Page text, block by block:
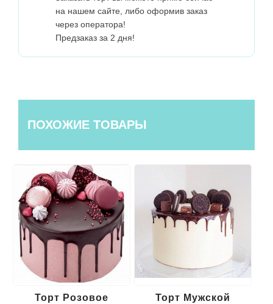
на нашем сайте, либо оформив заказ
через оператора!
Предзаказ за 2 дня!
ПОХОЖИЕ ТОВАРЫ
Торт Розовое
Торт Мужской